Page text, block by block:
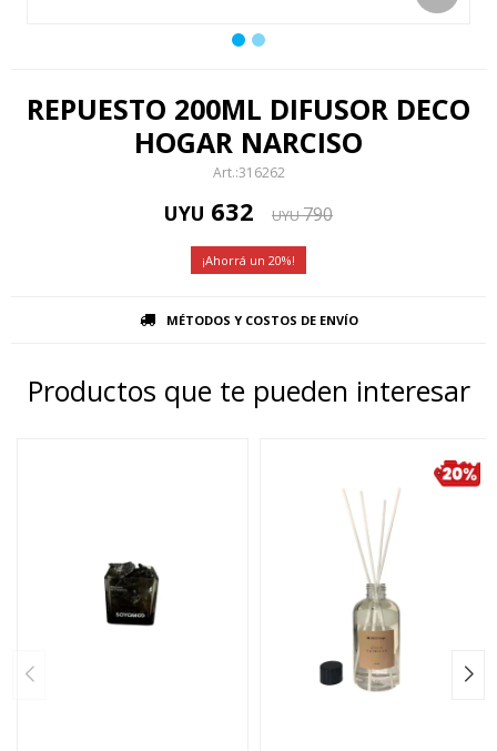
REPUESTO 200ML DIFUSOR DECO
HOGAR NARCISO
316262
UYU 632 UYU790
20
MÉTODOS Y COSTOS DE ENVÍO
Productos que te pueden interesar